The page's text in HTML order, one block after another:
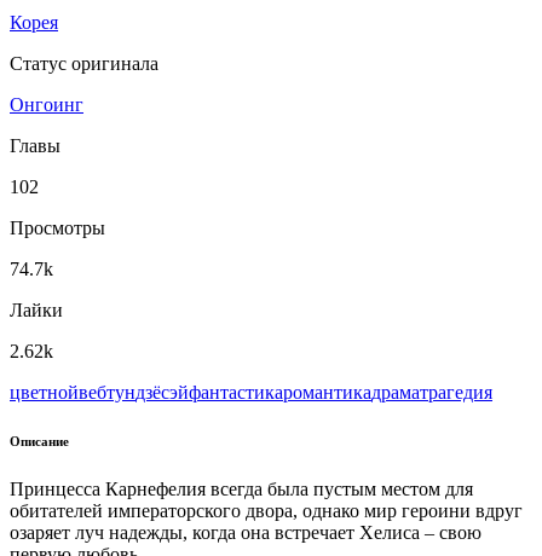
Корея
Статус оригинала
Онгоинг
Главы
102
Просмотры
74.7k
Лайки
2.62k
цветнойвeбтундзёсэйфантастикаромантикадраматрагедия
Описание
Принцесса Карнефелия всегда была пустым местом для
обитателей императорского двора, однако мир героини вдруг
озаряет луч надежды, когда она встречает Хелиса – свою